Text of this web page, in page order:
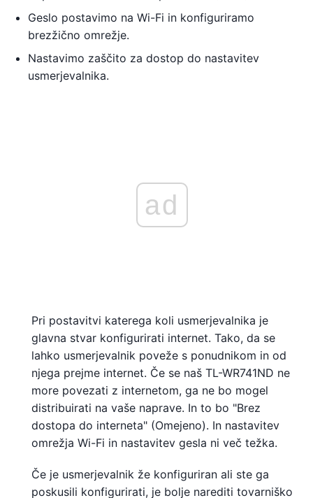
Geslo postavimo na Wi-Fi in konfiguriramo
brezžično omrežje.
Nastavimo zaščito za dostop do nastavitev
usmerjevalnika.
ad
Pri postavitvi katerega koli usmerjevalnika je
glavna stvar konfigurirati internet. Tako, da se
lahko usmerjevalnik poveže s ponudnikom in od
njega prejme internet. Če se naš TL-WR741ND ne
more povezati z internetom, ga ne bo mogel
distribuirati na vaše naprave. In to bo "Brez
dostopa do interneta" (Omejeno). In nastavitev
omrežja Wi-Fi in nastavitev gesla ni več težka.
Če je usmerjevalnik že konfiguriran ali ste ga
poskusili konfigurirati, je bolje narediti tovarniško